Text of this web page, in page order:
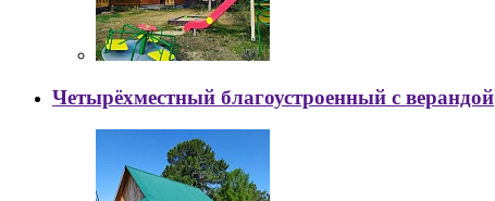
Четырëхместный благоустроенный с верандой